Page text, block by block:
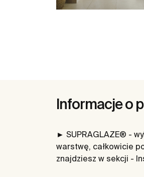
Informacje o
► SUPRAGLAZE® -
warstwę, całkowicie
znajdziesz w sekcji -